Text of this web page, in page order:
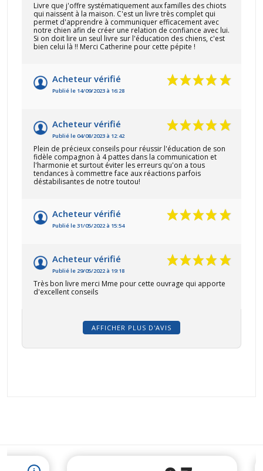
Livre que j'offre systématiquement aux familles des chiots
qui naissent à la maison. C'est un livre très complet qui
permet d'apprendre à communiquer efficacement avec
notre chien afin de créer une relation de confiance avec lui.
Si on doit lire un seul livre sur l'éducation des chiens, c'est
bien celui là !! Merci Catherine pour cette pépite !
Acheteur vérifié
Publié le 14/09/2023 à 16:28
Acheteur vérifié
Publié le 04/08/2023 à 12:42
Plein de précieux conseils pour réussir l'éducation de son
fidèle compagnon à 4 pattes dans la communication et
l'harmonie et surtout éviter les erreurs qu'on a tous
tendances à commettre face aux réactions parfois
déstabilisantes de notre toutou!
Acheteur vérifié
Publié le 31/05/2022 à 15:54
Acheteur vérifié
Publié le 29/05/2022 à 19:18
Très bon livre merci Mme pour cette ouvrage qui apporte
d'excellent conseils
AFFICHER PLUS D'AVIS